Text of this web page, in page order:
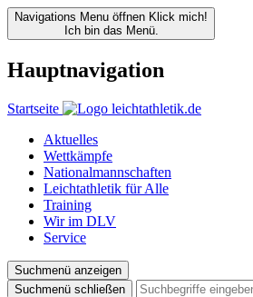
Navigations Menu öffnen Klick mich!
Ich bin das Menü.
Hauptnavigation
Startseite
Aktuelles
Wettkämpfe
Nationalmannschaften
Leichtathletik für Alle
Training
Wir im DLV
Service
Suchmenü anzeigen
Suchmenü schließen